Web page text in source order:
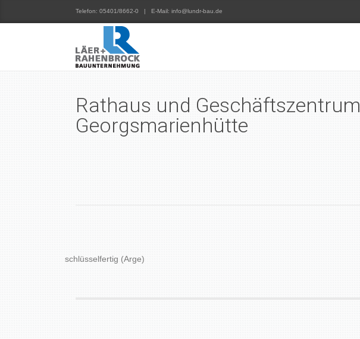
Telefon: 05401/8662-0 | E-Mail: info@lundr-bau.de
Rathaus und Geschäftszentrum
Georgsmarienhütte
schlüsselfertig (Arge)